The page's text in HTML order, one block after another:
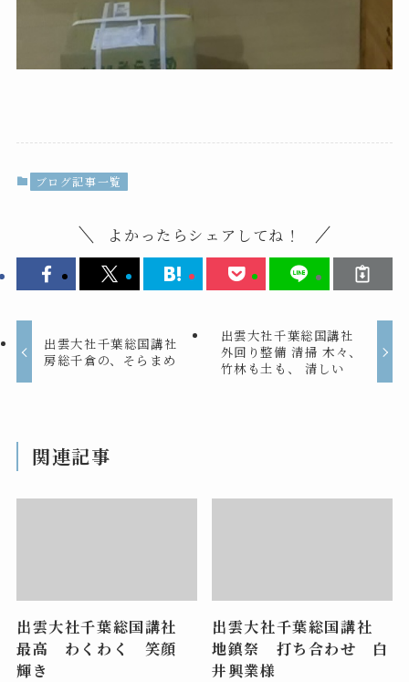
ブログ記事一覧
よかったらシェアしてね！
出雲大社千葉総国講社
房総千倉の、そらまめ
出雲大社千葉総国講社
外回り整備 清掃 木々、
竹林も土も、 清しい
関連記事
出雲大社千葉総国講社
最高 わくわく 笑顔
輝き
出雲大社千葉総国講社
地鎮祭 打ち合わせ 白
井興業様